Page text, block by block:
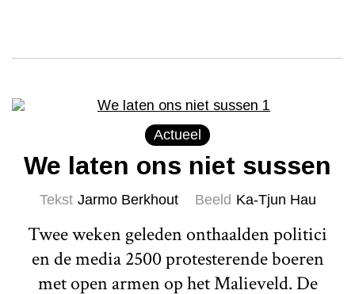
Actueel
We laten ons niet sussen
Tekst Jarmo Berkhout Beeld Ka-Tjun Hau
Twee weken geleden onthaalden politici
en de media 2500 protesterende boeren
met open armen op het Malieveld. De